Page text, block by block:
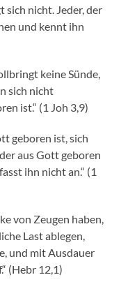
sich nicht. Jeder, der
und kennt ihn
keine Sünde,
sich nicht
ist.“ (1 Joh 3,9)
geboren ist, sich
aus Gott geboren
ihn nicht an.“ (1
von Zeugen haben,
Last ablegen,
und mit Ausdauer
(Hebr 12,1)